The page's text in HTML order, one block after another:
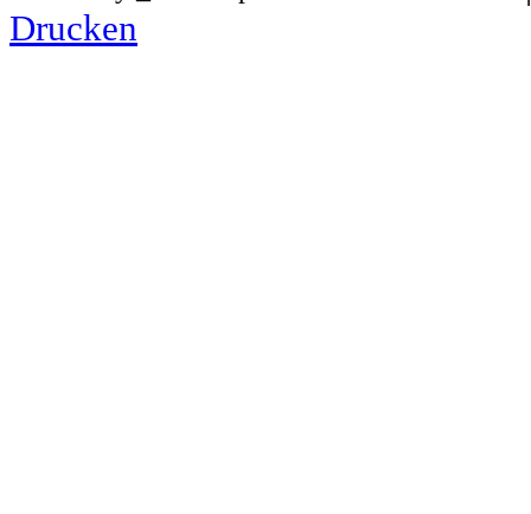
Drucken